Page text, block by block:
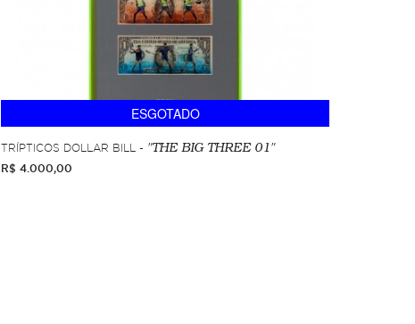
ESGOTADO
TRÍPTICOS DOLLAR BILL - "THE BIG THREE 01"
R$ 4.000,00